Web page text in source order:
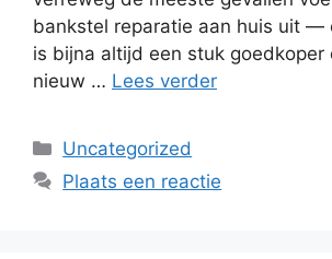
bankstel reparatie aan huis uit —
is bijna altijd een stuk goedkoper
nieuw … Lees verder
Categorieën
Uncategorized
Plaats een reactie